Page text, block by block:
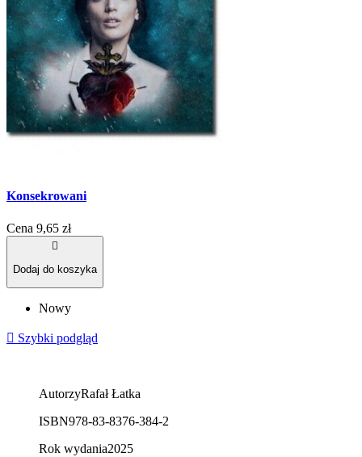
Konsekrowani
Cena 9,65 zł

Dodaj do koszyka
Nowy
 Szybki podgląd
AutorzyRafał Łatka
ISBN978-83-8376-384-2
Rok wydania2025